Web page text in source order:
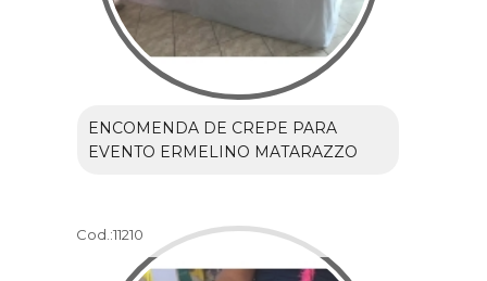
ENCOMENDA DE CREPE PARA
EVENTO ERMELINO MATARAZZO
Cod.:11210